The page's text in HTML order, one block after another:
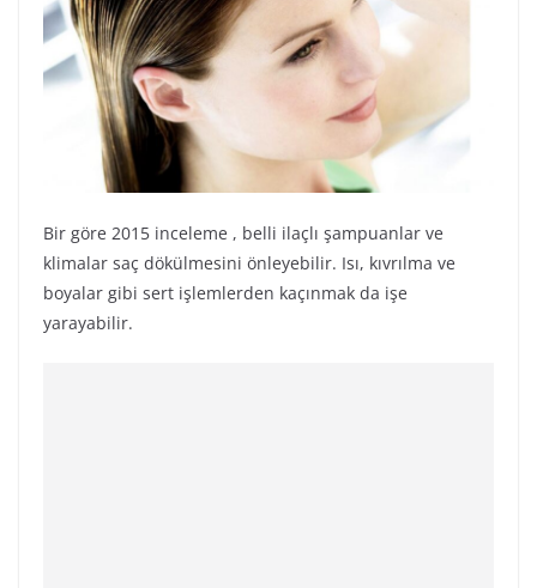
Bir göre 2015 inceleme , belli ilaçlı şampuanlar ve
klimalar saç dökülmesini önleyebilir. Isı, kıvrılma ve
boyalar gibi sert işlemlerden kaçınmak da işe
yarayabilir.